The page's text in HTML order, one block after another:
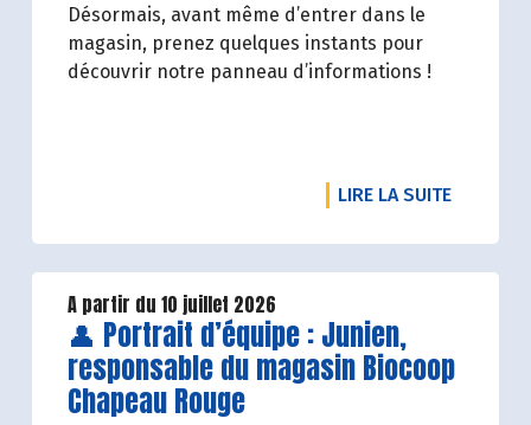
Désormais, avant même d’entrer dans le
magasin, prenez quelques instants pour
découvrir notre panneau d’informations !
LIRE LA SUITEDE
A partir du 10 juillet 2026
Lire la suite de l'article
👤 Portrait d’équipe : Junien,
responsable du magasin Biocoop
Chapeau Rouge